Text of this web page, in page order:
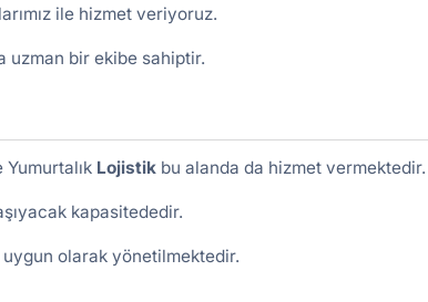
ile hizmet veriyoruz.
uzman bir ekibe sahiptir.
Yumurtalık Lojistikbu alanda da hizmet vermektedir.
kapasitededir.
olarak yönetilmektedir.